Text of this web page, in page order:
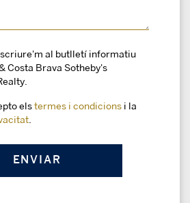
al butlletí informatiu
Costa Brava Sotheby's
els termes i condicions i la